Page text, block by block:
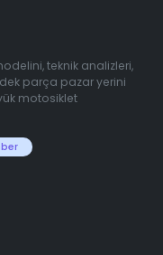
teknik analizleri,
parça pazar yerini
motosiklet